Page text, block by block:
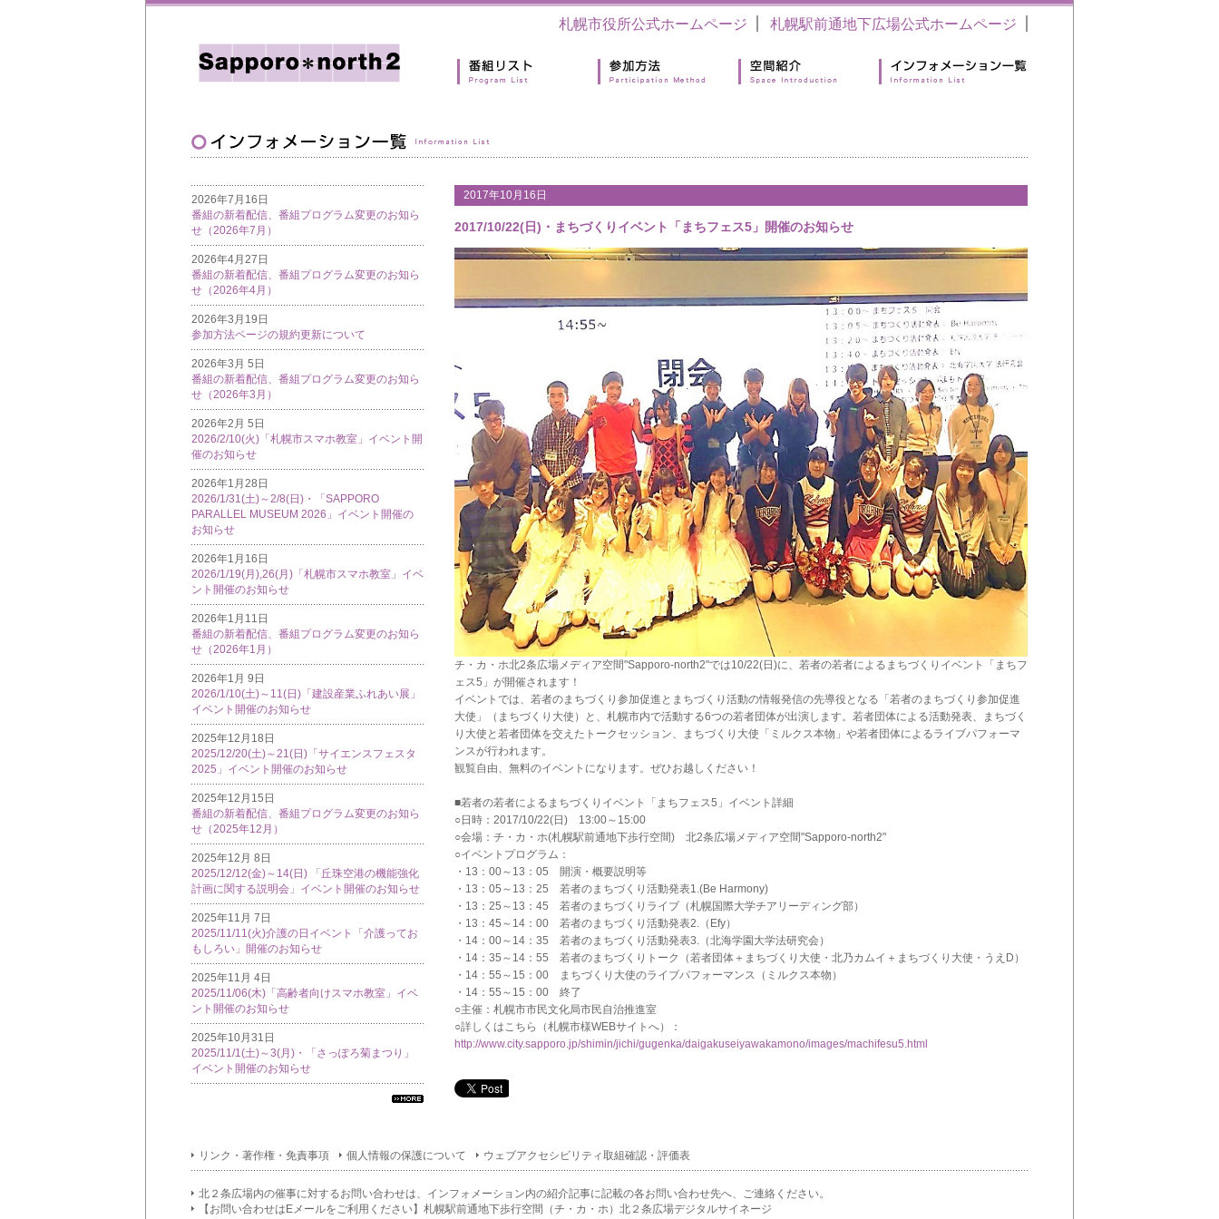
札幌市役所公式ホームページ 札幌駅前通地下広場公式ホームページ
2026年7月16日
番組の新着配信、番組プログラム変更のお知ら
せ（2026年7月）
2026年4月27日
番組の新着配信、番組プログラム変更のお知ら
せ（2026年4月）
2026年3月19日
参加方法ページの規約更新について
2026年3月 5日
番組の新着配信、番組プログラム変更のお知ら
せ（2026年3月）
2026年2月 5日
2026/2/10(火)「札幌市スマホ教室」イベント開
催のお知らせ
2026年1月28日
2026/1/31(土)～2/8(日)・「SAPPORO
PARALLEL MUSEUM 2026」イベント開催の
お知らせ
2026年1月16日
2026/1/19(月),26(月)「札幌市スマホ教室」イベ
ント開催のお知らせ
2026年1月11日
番組の新着配信、番組プログラム変更のお知ら
せ（2026年1月）
2026年1月 9日
2026/1/10(土)～11(日)「建設産業ふれあい展」
イベント開催のお知らせ
2025年12月18日
2025/12/20(土)～21(日)「サイエンスフェスタ
2025」イベント開催のお知らせ
2025年12月15日
番組の新着配信、番組プログラム変更のお知ら
せ（2025年12月）
2025年12月 8日
2025/12/12(金)～14(日) 「丘珠空港の機能強化
計画に関する説明会」イベント開催のお知らせ
2025年11月 7日
2025/11/11(火)介護の日イベント「介護ってお
もしろい」開催のお知らせ
2025年11月 4日
2025/11/06(木)「高齢者向けスマホ教室」イベ
ント開催のお知らせ
2025年10月31日
2025/11/1(土)～3(月)・「さっぽろ菊まつり」
イベント開催のお知らせ
フォ
メー
ショ
ン一
2017年10月16日
2017/10/22(日)・まちづくりイベント「まちフェス5」開催のお知らせ
チ・カ・ホ北2条広場メディア空間"Sapporo-north2"では10/22(日)に、若者の若者によるまちづくりイベント「まちフ
ェス5」が開催されます！
イベントでは、若者のまちづくり参加促進とまちづくり活動の情報発信の先導役となる「若者のまちづくり参加促進
大使」（まちづくり大使）と、札幌市内で活動する6つの若者団体が出演します。若者団体による活動発表、まちづく
り大使と若者団体を交えたトークセッション、まちづくり大使「ミルクス本物」や若者団体によるライブパフォーマ
ンスが行われます。
観覧自由、無料のイベントになります。ぜひお越しください！
■若者の若者によるまちづくりイベント「まちフェス5」イベント詳細
○日時：2017/10/22(日) 13:00～15:00
○会場：チ・カ・ホ(札幌駅前通地下歩行空間) 北2条広場メディア空間"Sapporo-north2"
○イベントプログラム：
・13：00～13：05 開演・概要説明等
・13：05～13：25 若者のまちづくり活動発表1.(Be Harmony)
・13：25～13：45 若者のまちづくりライブ（札幌国際大学チアリーディング部）
・13：45～14：00 若者のまちづくり活動発表2.（Efy）
・14：00～14：35 若者のまちづくり活動発表3.（北海学園大学法研究会）
・14：35～14：55 若者のまちづくりトーク（若者団体＋まちづくり大使・北乃カムイ＋まちづくり大使・うえD）
・14：55～15：00 まちづくり大使のライブパフォーマンス（ミルクス本物）
・14：55～15：00 終了
○主催：札幌市市民文化局市民自治推進室
○詳しくはこちら（札幌市様WEBサイトへ）：
http://www.city.sapporo.jp/shimin/jichi/gugenka/daigakuseiyawakamono/images/machifesu5.html
リンク・著作権・免責事項 個人情報の保護について ウェブアクセシビリティ取組確認・評価表
北２条広場内の催事に対するお問い合わせは、インフォメーション内の紹介記事に記載の各お問い合わせ先へ、ご連絡ください。
【お問い合わせはEメールをご利用ください】札幌駅前通地下歩行空間（チ・カ・ホ）北２条広場デジタルサイネージ